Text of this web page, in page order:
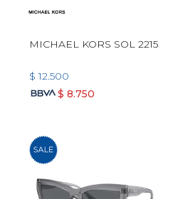
MICHAEL KORS SOL 2215
$ 12.500
$ 8.750